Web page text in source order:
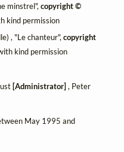
minstrel",copyright ©
kind permission
, "Le chanteur",copyright
kind permission
[Administrator] , Peter
May 1995 and